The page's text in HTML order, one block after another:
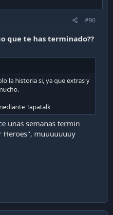
#90
que te has terminado??
la historia si, ya que extras y
Tapatalk
unas semanas termin
Heroes", muuuuuuuy